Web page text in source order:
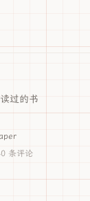
读过的书
条评论